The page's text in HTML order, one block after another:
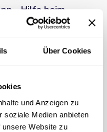
Über Cookies
und Anzeigen zu
soziale Medien anbieten
Website zu
- Hilfe beim